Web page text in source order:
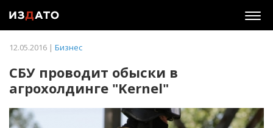
12.05.2016 | Бизнес
СБУ проводит обыски в
агрохолдинге "Kernel"